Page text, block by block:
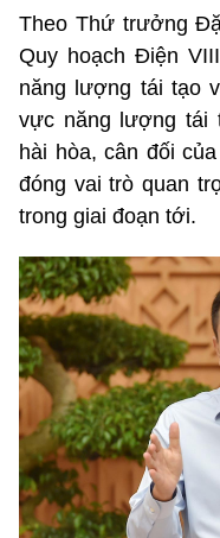
Theo Thứ trưởng
Quy hoạch Điện
năng lượng tái tạo
vực năng lượng tái
hài hòa, cân đối
đóng vai trò quan
trong giai đoạn tới.